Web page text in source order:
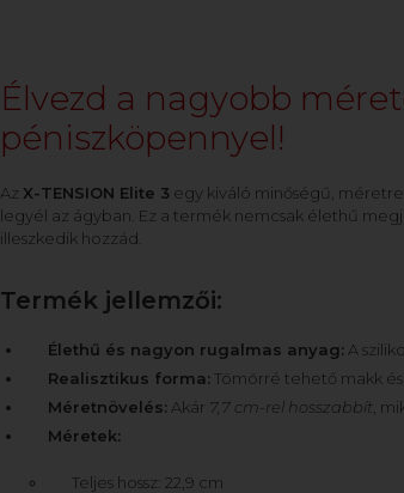
Élvezd a nagyobb
péniszköpennyel!
Az X-TENSION Elite 3egy kiváló minőségű,
legyél az ágyban. Ez a termék nemcsak élethű
illeszkedik hozzád.
Termék jellemzői:
Élethű és nagyon rugalmas anyag: A
Realisztikus forma: Tömörré tehető makk
Méretnövelés: Akár 7,7 cm-rel hosszabbít ,
Méretek:
Teljes hossz: 22,9 cm